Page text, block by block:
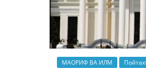
МАОРИФ ВА ИЛМ